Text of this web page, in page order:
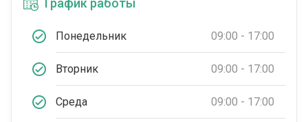
График работы
Понедельник 09:00 - 17:00
Вторник 09:00 - 17:00
Среда 09:00 - 17:00